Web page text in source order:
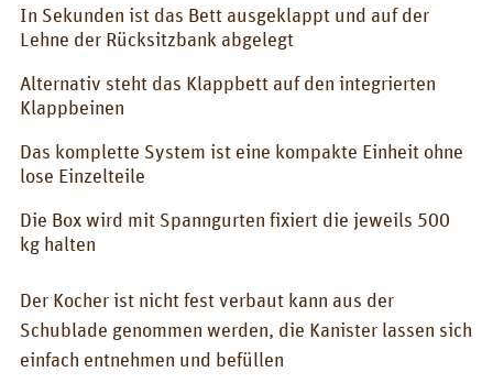
News
Messen
DE
English
In Sekunden ist das Bett ausgeklappt und auf der
Lehne der Rücksitzbank abgelegt
Alternativ steht das Klappbett auf den integrierten
Klappbeinen
Das komplette System ist eine kompakte Einheit ohne
lose Einzelteile
Die Box wird mit Spanngurten fixiert die jeweils 500
kg halten
Der Kocher ist nicht fest verbaut kann aus der
Schublade genommen werden, die Kanister lassen sich
einfach entnehmen und befüllen